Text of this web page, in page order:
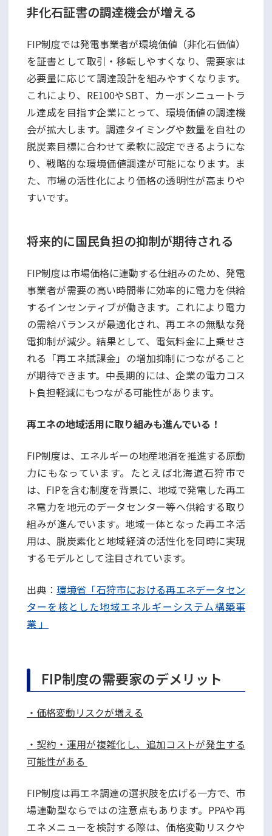
非化石証書の調達機会が増える
FIP制度では発電事業者が環境価値（非化石価値）
を証書として取引・移転しやすくなり、需要家は
必要量に応じて調達設計を組みやすくなります。
これにより、RE100やSBT、カーボンニュートラ
ル達成を目指す企業にとって、環境価値の調達機
会が拡大します。調達タイミングや数量を自社の
脱炭素目標に合わせて柔軟に設定できるようにな
り、戦略的な環境価値調達が可能になります。ま
た、市場の活性化により価格の透明性が高まりや
すいです。
将来的に国民負担の抑制が期待される
FIP制度は市場価格に連動する仕組みのため、発電
事業者が需要の高い時間帯に効率的に電力を供給
するインセンティブが働きます。これにより電力
の需給バランスが最適化され、再エネの無駄な発
電抑制が減少。結果として、電気料金に上乗せさ
れる「再エネ賦課金」の増加抑制につながること
が期待できます。中長期的には、企業の電力コス
ト負担軽減にもつながる可能性があります。
再エネの地域活用に取り組みも進んでいる！
FIP制度は、エネルギーの地産地消を推進する原動
力にもなっています。たとえば北海道石狩市で
は、FIPを含む制度を背景に、地域で発電した再エ
ネ電力を地元のデータセンター等へ供給する取り
組みが進んでいます。地域一体となった再エネ活
用は、脱炭素化と地域経済の活性化を同時に実現
するモデルとして注目されています。
出典：環境省「石狩市における再エネデータセン
ターを核とした地域エネルギーシステム構築事
業 」
FIP制度の需要家のデメリット
・価格変動リスクが増える
・契約・運用が複雑化し、追加コストが発生する
可能性がある
FIP制度は再エネ調達の選択肢を広げる一方で、市
場連動型ならではの注意点もあります。PPAや再
エネメニューを検討する際は、価格変動リスクや